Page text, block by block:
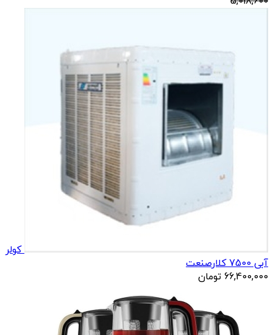
کولر
آبی 7500 کلارصنعت
66,400,000 تومان